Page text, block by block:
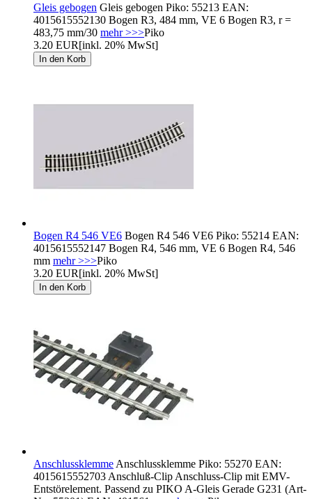
Gleis gebogen Gleis gebogen Piko: 55213 EAN:
4015615552130 Bogen R3, 484 mm, VE 6 Bogen R3, r =
483,75 mm/30 mehr >>>Piko
3.20 EUR[inkl. 20% MwSt]
Bogen R4 546 VE6 Bogen R4 546 VE6 Piko: 55214 EAN:
4015615552147 Bogen R4, 546 mm, VE 6 Bogen R4, 546
mm mehr >>>Piko
3.20 EUR[inkl. 20% MwSt]
Anschlussklemme Anschlussklemme Piko: 55270 EAN:
4015615552703 Anschluß-Clip Anschluss-Clip mit EMV-
Entstörelement. Passend zu PIKO A-Gleis Gerade G231 (Art-